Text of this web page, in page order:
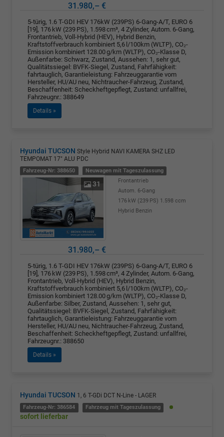
31.980,– €
5-türig, 1.6 T-GDI HEV 176kW (239PS) 6-Gang-A/T, EURO 6
[19], 176 kW (239 PS), 1.598 cm³, 4 Zylinder, Autom. 6-Gang,
Frontantrieb, Voll-Hybrid (HEV), Hybrid Benzin,
Kraftstoffverbrauch kombiniert 5,6 l/100km (WLTP), CO₂-
Emission kombiniert 128.00 g/km (WLTP), CO₂-Klasse D,
Außenfarbe: Schwarz, Zustand, Aussehen: 1, sehr gut,
Qualitätssiegel: BVFK-Siegel, Zustand, Fahrfähigkeit:
fahrtauglich, Garantieleistung: Fahrzeuggarantie vom
Hersteller, HU/AU neu, Nichtraucher-Fahrzeug, Zustand,
Beschaffenheit: Scheckheftgepflegt, Zustand: unfallfrei,
Fahrzeugnr.: 388649
Details »
Hyundai TUCSON Style Hybrid NAVI KAMERA SHZ LED
TEMPOMAT 17" ALU PDC
Fahrzeug-Nr: 388650 Neuwagen mit Tageszulassung
31
Frontantrieb
Autom. 6-Gang
176 kW (239 PS) 1.598 ccm
Hybrid Benzin
31.980,– €
5-türig, 1.6 T-GDI HEV 176kW (239PS) 6-Gang-A/T, EURO 6
[19], 176 kW (239 PS), 1.598 cm³, 4 Zylinder, Autom. 6-Gang,
Frontantrieb, Voll-Hybrid (HEV), Hybrid Benzin,
Kraftstoffverbrauch kombiniert 5,6 l/100km (WLTP), CO₂-
Emission kombiniert 128.00 g/km (WLTP), CO₂-Klasse D,
Außenfarbe: Silber, Zustand, Aussehen: 1, sehr gut,
Qualitätssiegel: BVFK-Siegel, Zustand, Fahrfähigkeit:
fahrtauglich, Garantieleistung: Fahrzeuggarantie vom
Hersteller, HU/AU neu, Nichtraucher-Fahrzeug, Zustand,
Beschaffenheit: Scheckheftgepflegt, Zustand: unfallfrei,
Fahrzeugnr.: 388650
Details »
Hyundai TUCSON 1, 6 T-GDi DCT N-Line - LAGER
Fahrzeug-Nr: 386584 Fahrzeug mit Tageszulassung
sofort lieferbar